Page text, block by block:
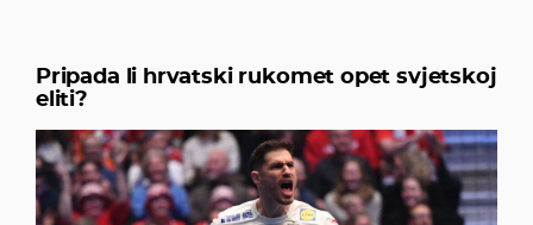
Pripada li hrvatski rukomet opet svjetskoj
eliti?